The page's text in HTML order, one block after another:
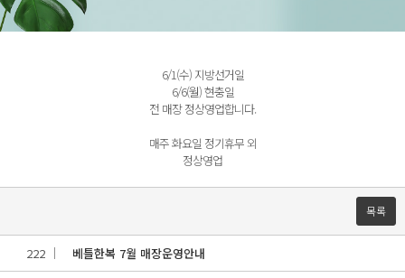
6/1(수) 지방선거일
6/6(월) 현충일
전 매장 정상영업합니다.
매주 화요일 정기휴무 외
정상영업
목록
222 베틀한복 7월 매장운영안내